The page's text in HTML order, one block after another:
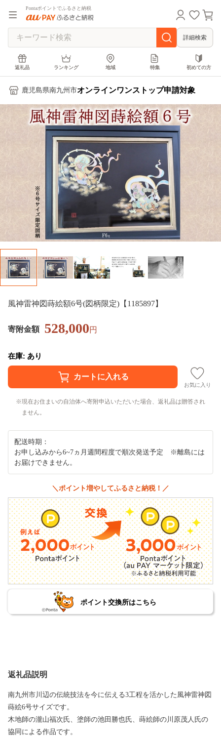
Pontaポイントでふるさと納税
詳細検索
返礼品 ランキング 地域 特集 初めての方
鹿児島県南九州市オンラインワンストップ申請対象
風神雷神図蒔絵額6号(図柄限定)【1185897】
寄附金額 528,000円
在庫: あり
お気に入り
現在お住まいの自治体へ寄附申込いただいた場合、返礼品は贈答され
ません。
配送時期：
お申し込みから6~7ヵ月週間程度で順次発送予定 ※離島には
お届けできません。
＼ポイント増やしてふるさと納税！／
ポイント交換所はこちら
返礼品説明
南九州市川辺の伝統技法を今に伝える3工程を活かした風神雷神図
蒔絵6号サイズです。
木地師の瀧山福次氏、塗師の池田勝也氏、蒔絵師の川原茂人氏の
協同による作品です。